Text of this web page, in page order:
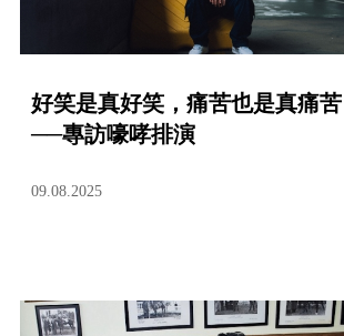
好笑是真好笑，痛苦也是真痛苦
──專訪嚎哮排演
09.08.2025